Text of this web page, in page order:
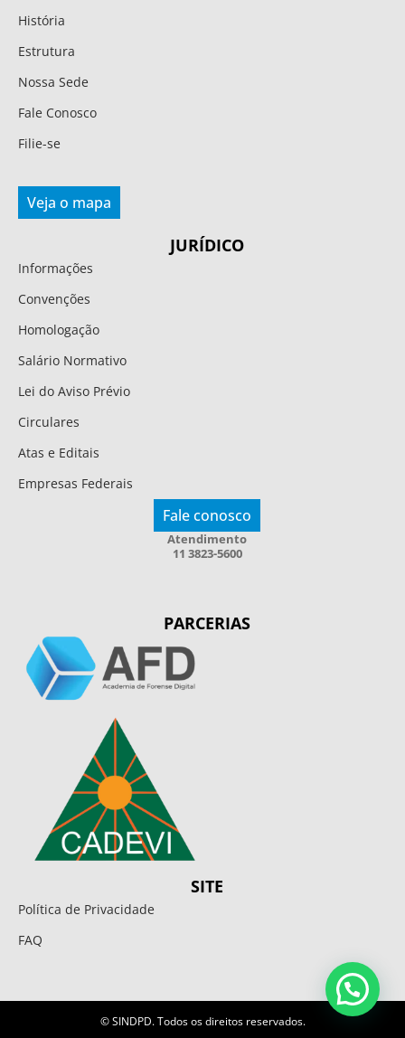
História
Estrutura
Nossa Sede
Fale Conosco
Filie-se
Veja o mapa
JURÍDICO
Informações
Convenções
Homologação
Salário Normativo
Lei do Aviso Prévio
Circulares
Atas e Editais
Empresas Federais
Fale conosco
Atendimento
11 3823-5600
PARCERIAS
SITE
Política de Privacidade
FAQ
© SINDPD. Todos os direitos reservados.